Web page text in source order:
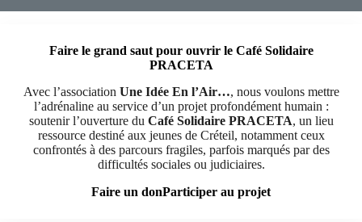
Faire le grand saut pour ouvrir le Café Solidaire
PRACETA
Avec l’association Une Idée En l’Air…, nous voulons mettre
l’adrénaline au service d’un projet profondément humain :
soutenir l’ouverture du Café Solidaire PRACETA, un lieu
ressource destiné aux jeunes de Créteil, notamment ceux
confrontés à des parcours fragiles, parfois marqués par des
difficultés sociales ou judiciaires.
Faire un donParticiper au projet